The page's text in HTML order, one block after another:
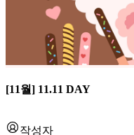
[11월] 11.11 DAY
작성자